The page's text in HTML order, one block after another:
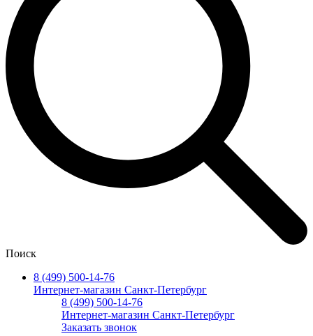
Поиск
8 (499) 500-14-76
Интернет-магазин Санкт-Петербург
8 (499) 500-14-76
Интернет-магазин Санкт-Петербург
Заказать звонок